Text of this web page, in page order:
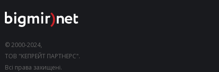
© 2000-2024,
ТОВ "КЕПРЕЙТ ПАРТНЕРС".
Всі права захищені.